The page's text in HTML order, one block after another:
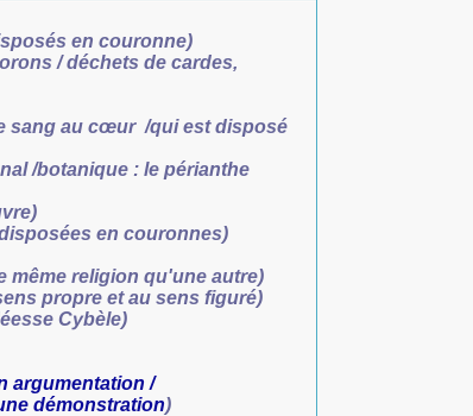
en couronne)
/ déchets de cardes,
sang au cœur /qui est disposé
/botanique : le périanthe
en couronnes)
même religion qu'une autre)
propre et au sens figuré)
Cybèle)
argumentation /
démonstration)